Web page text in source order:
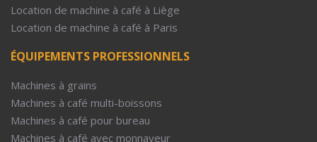
Location de machine à café à Liège
Location de machine à café à Paris
ÉQUIPEMENTS PROFESSIONNELS
Machines à grains
Machines à café multi-boissons
Machines à café pour bureau
Machines à café avec monnayeur